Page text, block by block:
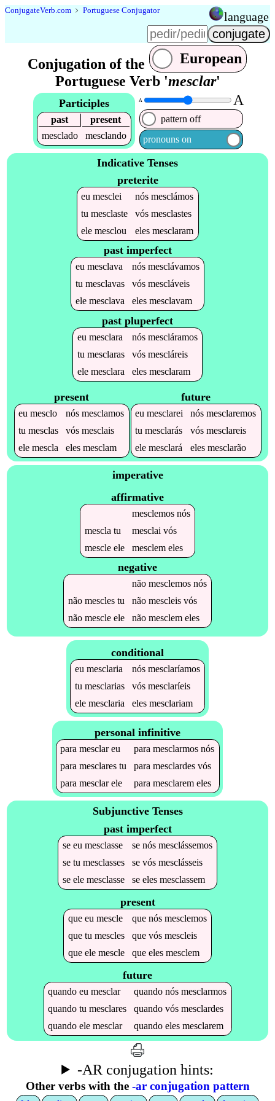
ConjugateVerb.com ﹥ Portuguese Conjugator language
Conjugation of the
European
Portuguese Verb 'mesclar'
Participles
past
present
mesclado
mesclando
A A
pattern off
pronouns on
Indicative Tenses
preterite
eumesclei nósmesclámos
tumesclaste vósmesclastes
elemesclou elesmesclaram
past imperfect
eu mesclava nós mesclávamos
tu mesclavas vós mescláveis
ele mesclava eles mesclavam
past pluperfect
eu mesclara nós mescláramos
tu mesclaras vós mescláreis
ele mesclara eles mesclaram
present
eumesclo nósmesclamos
tumesclas vósmesclais
elemescla elesmesclam
future
eumesclarei nósmesclaremos
tumesclarás vósmesclareis
elemesclará elesmesclarão
imperative
affirmative
mesclemosnós
mescla tu mesclai vós
mescleele mesclemeles
negative
não mesclemosnós
não mesclestu não mescleisvós
não mescleele não mesclemeles
conditional
eu mesclaria nós mesclaríamos
tu mesclarias vós mesclaríeis
ele mesclaria eles mesclariam
personal infinitive
paramesclareu paramesclarmos nós
paramesclares tu paramesclardes vós
paramesclarele paramesclarem eles
Subjunctive Tenses
past imperfect
se eu mesclasse se nós mesclássemos
se tu mesclasses se vós mesclásseis
se ele mesclasse se eles mesclassem
present
que eu mescle que nós mesclemos
que tu mescles que vós mescleis
que ele mescle que eles mesclem
future
quandoeumesclar quandonósmesclarmos
quandotumesclares quandovósmesclardes
quandoelemesclar quandoelesmesclarem
-AR conjugation hints:
Other verbs with the -ar conjugation pattern